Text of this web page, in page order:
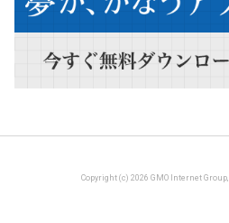
Copyright (c) 2026 GMO Internet